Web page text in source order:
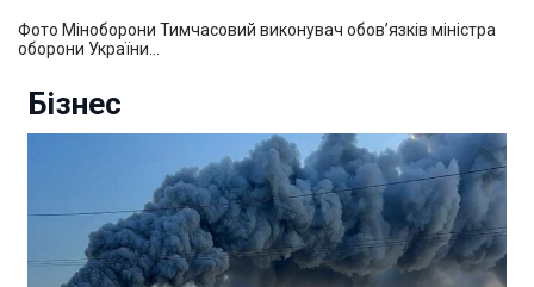
Фото Міноборони Тимчасовий виконувач обов’язків міністра
оборони України…
Бізнес